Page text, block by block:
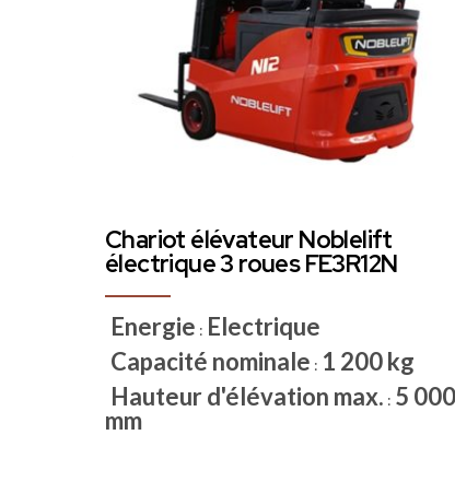
Chariot élévateur Noblelift
électrique 3 roues FE3R12N
Energie : Electrique
Capacité nominale : 1 200 kg
Hauteur d'élévation max. : 5 000
mm